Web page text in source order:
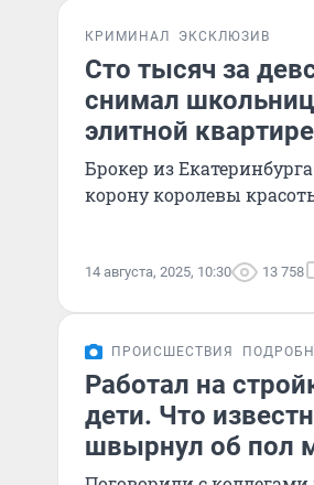
КРИМИНАЛ ЭКСКЛЮЗИВ
Сто тысяч за
снимал
элитной квартире
Брокер из
корону королевы
14 августа, 2025, 10:30 13 758
ПРОИСШЕСТВИЯ
Работал на
дети. Что
швырнул об пол